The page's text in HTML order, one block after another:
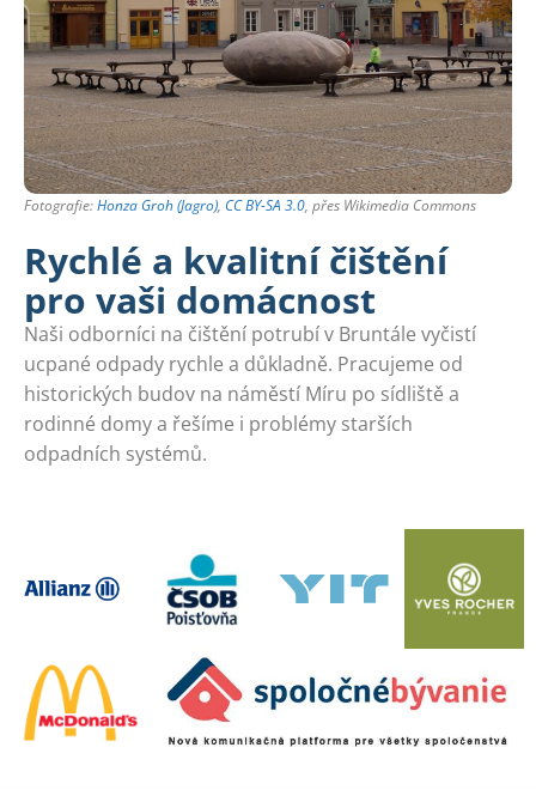
Fotografie:Honza Groh (Jagro), CC BY-SA 3.0, přes Wikimedia Commons
Rychlé a kvalitní čištění
pro vaši domácnost
Naši odborníci na čištění potrubí v Bruntále vyčistí
ucpané odpady rychle a důkladně. Pracujeme od
historických budov na náměstí Míru po sídliště a
rodinné domy a řešíme i problémy starších
odpadních systémů.